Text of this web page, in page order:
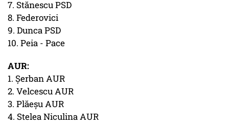
7. Stănescu PSD
8. Federovici
9. Dunca PSD
10. Peia - Pace
AUR:
1. Șerban AUR
2. Velcescu AUR
3. Plăeșu AUR
4. Stelea Niculina AUR